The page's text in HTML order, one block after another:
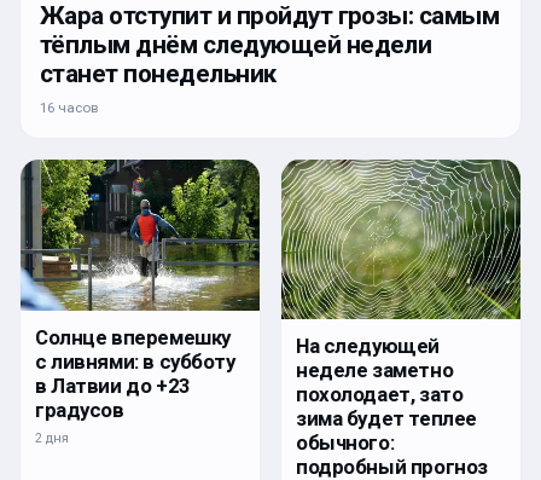
Жара отступит и пройдут грозы: самым
тёплым днём следующей недели
станет понедельник
16 часов
Солнце вперемешку
с ливнями: в субботу
в Латвии до +23
градусов
2 дня
На следующей
неделе заметно
похолодает, зато
зима будет теплее
обычного:
подробный прогноз